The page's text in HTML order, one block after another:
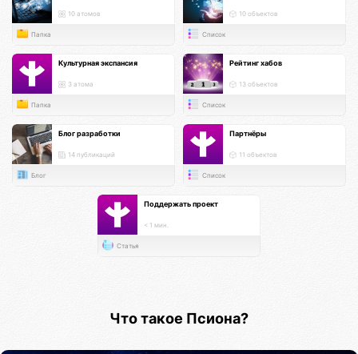
10 атомов
Папка
10 объектов
Список
Культурная экспансия
3 атома
Папка
Рейтинг хабов
13 объектов
Список
Блог разработки
14 публикаций
Блог
Партнёры
11 объектов
Список
Поддержать проект
< 1 мин.
Статья
Что такое Псиона?